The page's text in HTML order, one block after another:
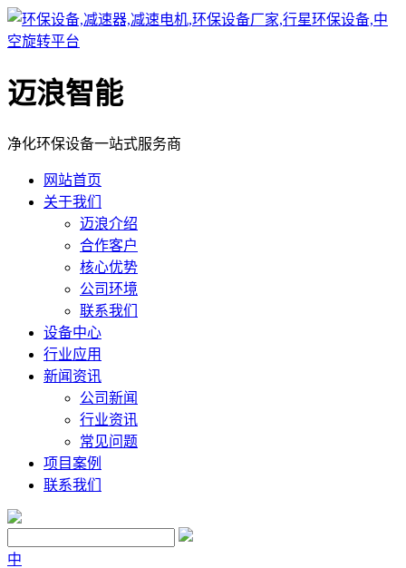
迈浪智能
净化环保设备一站式服务商
网站首页
关于我们
迈浪介绍
合作客户
核心优势
公司环境
联系我们
设备中心
行业应用
新闻资讯
公司新闻
行业资讯
常见问题
项目案例
联系我们
中